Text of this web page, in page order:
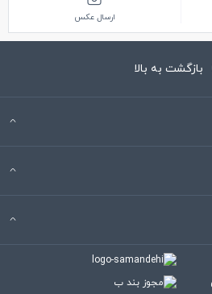
ارسال عکس
بازگشت به بالا